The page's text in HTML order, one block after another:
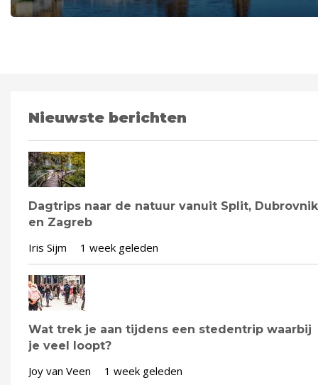
Nieuwste berichten
Dagtrips naar de natuur vanuit Split, Dubrovnik
en Zagreb
Iris Sijm 1 week geleden
Wat trek je aan tijdens een stedentrip waarbij
je veel loopt?
Joy van Veen 1 week geleden